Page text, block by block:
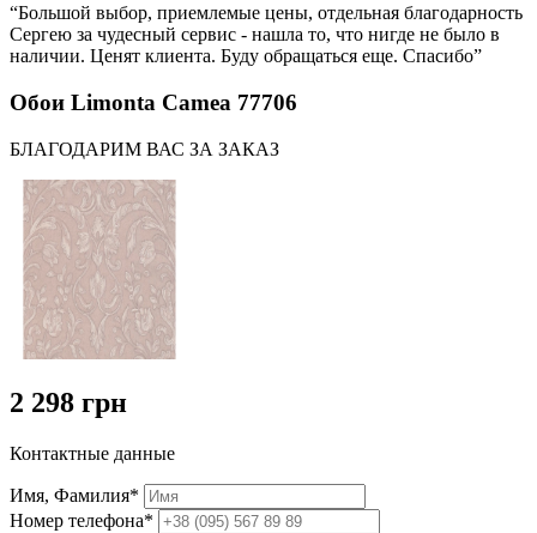
“Большой выбор, приемлемые цены, отдельная благодарность
Сергею за чудесный сервис - нашла то, что нигде не было в
наличии. Ценят клиента. Буду обращаться еще. Спасибо”
Обои Limonta Camea 77706
БЛАГОДАРИМ ВАС ЗА ЗАКАЗ
2 298 грн
Контактные данные
Имя, Фамилия*
Номер телефона*